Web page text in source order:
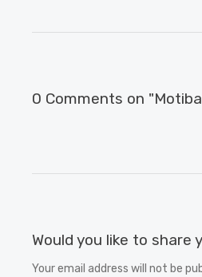
0 Comments on
Would you like to share
Your email address will not be